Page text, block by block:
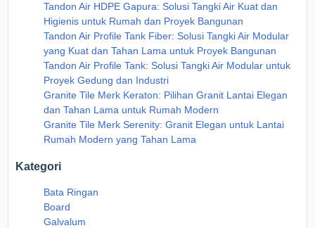
Tandon Air HDPE Gapura: Solusi Tangki Air Kuat dan
Higienis untuk Rumah dan Proyek Bangunan
Tandon Air Profile Tank Fiber: Solusi Tangki Air Modular
yang Kuat dan Tahan Lama untuk Proyek Bangunan
Tandon Air Profile Tank: Solusi Tangki Air Modular untuk
Proyek Gedung dan Industri
Granite Tile Merk Keraton: Pilihan Granit Lantai Elegan
dan Tahan Lama untuk Rumah Modern
Granite Tile Merk Serenity: Granit Elegan untuk Lantai
Rumah Modern yang Tahan Lama
Kategori
Bata Ringan
Board
Galvalum